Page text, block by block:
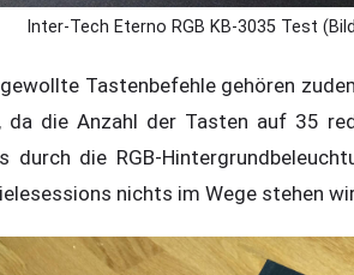
Inter-Tech Eterno RGB KB-3035 Test
Tastenbefehle gehören
da die Anzahl der Tasten auf 35
durch die RGB-
nichts im Wege stehen